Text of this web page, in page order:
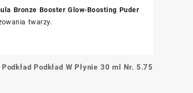
Bronze Booster Glow-Boosting Puder
twarzy.
Podkład W Płynie 30 ml Nr. 5.75